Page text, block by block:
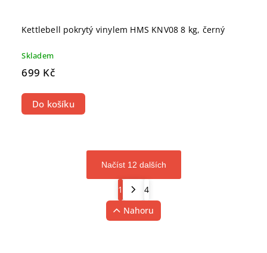
Kettlebell pokrytý vinylem HMS KNV08 8 kg, černý
Skladem
699 Kč
Do košíku
Načíst 12 dalších
1
4
Nahoru